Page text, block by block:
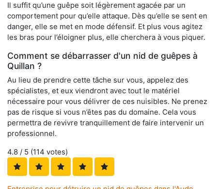
Il suffit qu’une guêpe soit légèrement agacée par un
comportement pour qu’elle attaque. Dès qu’elle se sent en
danger, elle se met en mode défensif. Et plus vous agitez
les bras pour l’éloigner plus, elle cherchera à vous piquer.
Comment se débarrasser d'un nid de guêpes à
Quillan ?
Au lieu de prendre cette tâche sur vous, appelez des
spécialistes, et eux viendront avec tout le matériel
nécessaire pour vous délivrer de ces nuisibles. Ne prenez
pas de risque si vous n’êtes pas du domaine. Cela vous
permettra de revivre tranquillement de faire intervenir un
professionnel.
4.8 / 5 (114 votes)